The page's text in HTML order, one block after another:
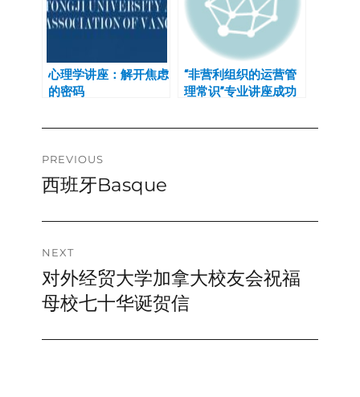
心理学讲座：解开焦虑
的密码
“非营利组织的运营管
理常识”专业讲座成功
Post
navigation
PREVIOUS
Previous
西班牙Basque
NEXT
Next
post:
对外经贸大学加拿大校友会祝福
母校七十华诞贺信